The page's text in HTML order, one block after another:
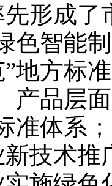
形成了
色智能
地方标
产品层
准体系
技术推